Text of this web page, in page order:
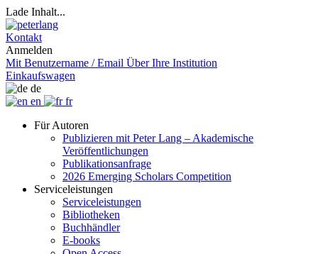
Lade Inhalt...
Kontakt
Anmelden
Mit Benutzername / Email Über Ihre Institution
Einkaufswagen
de
en
fr
Für Autoren
Publizieren mit Peter Lang – Akademische
Veröffentlichungen
Publikationsanfrage
2026 Emerging Scholars Competition
Serviceleistungen
Serviceleistungen
Bibliotheken
Buchhändler
E-books